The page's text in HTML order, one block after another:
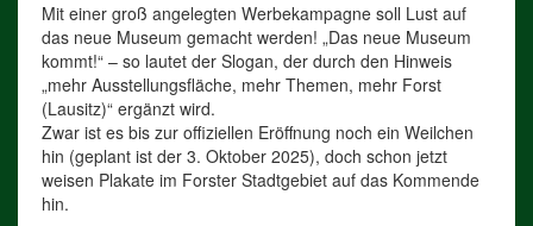
Mit einer groß angelegten Werbekampagne soll Lust auf
das neue Museum gemacht werden! „Das neue Museum
kommt!“ – so lautet der Slogan, der durch den Hinweis
„mehr Ausstellungsfläche, mehr Themen, mehr Forst
(Lausitz)“ ergänzt wird.
Zwar ist es bis zur offiziellen Eröffnung noch ein Weilchen
hin (geplant ist der 3. Oktober 2025), doch schon jetzt
weisen Plakate im Forster Stadtgebiet auf das Kommende
hin.